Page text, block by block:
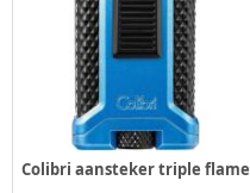
Colibri aansteker triple flame